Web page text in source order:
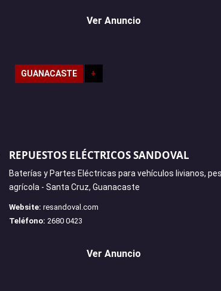
Ver Anuncio
GUANACASTE +
REPUESTOS ELÉCTRICOS SANDOVAL
Baterías y Partes Eléctricas para vehículos livianos,
agrícola - Santa Cruz, Guanacaste
Website: resandoval.com
Teléfono: 2680 0423
Ver Anuncio